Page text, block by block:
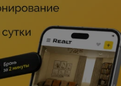
расскажет о важных
которые помогают нам
увидите впечатляющие кадры
космическими
фильма точно не